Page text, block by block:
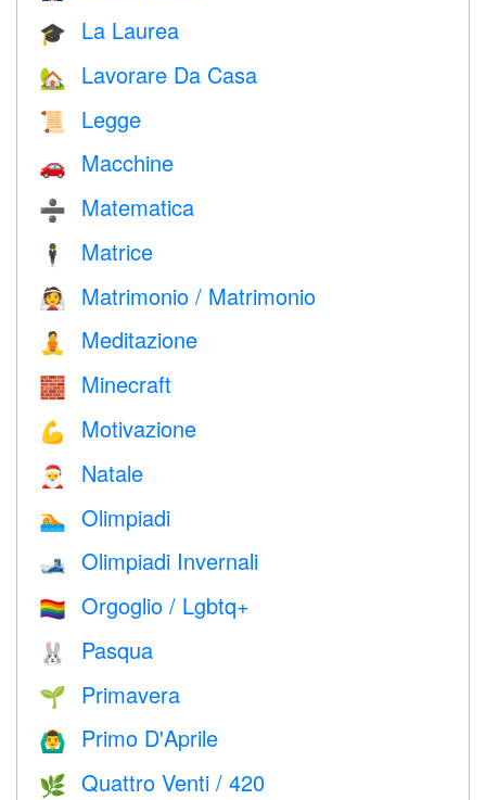
🎓 La Laurea
🏡 Lavorare Da Casa
📜 Legge
🚗 Macchine
➗ Matematica
🕴️ Matrice
👰 Matrimonio / Matrimonio
🧘 Meditazione
🧱 Minecraft
💪 Motivazione
🎅 Natale
🏊 Olimpiadi
🎿 Olimpiadi Invernali
🏳️‍🌈 Orgoglio / Lgbtq+
🐰 Pasqua
🌱 Primavera
🙆‍♂️ Primo D'Aprile
🌿 Quattro Venti / 420